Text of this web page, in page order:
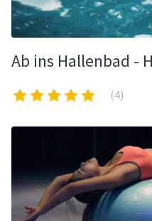
Ab ins Hallenbad -
(4)